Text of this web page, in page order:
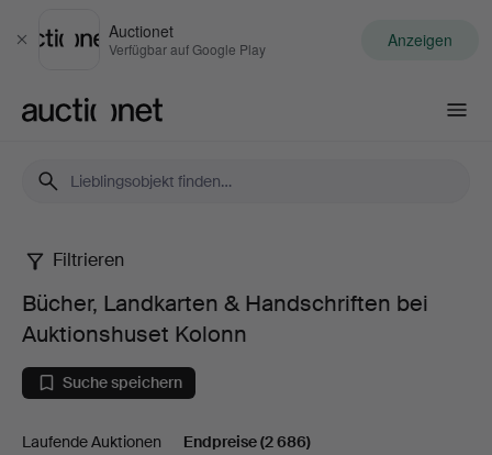
Schließen
Auctionet
Verfügbar auf Google Play Anzeigen
Bücher,
Landkarten
&
Handschriften
Filtrieren
Bücher, Landkarten & Handschriften bei
Auktionshuset Kolonn
Suche speichern
Laufende Auktionen Endpreise(2 686)